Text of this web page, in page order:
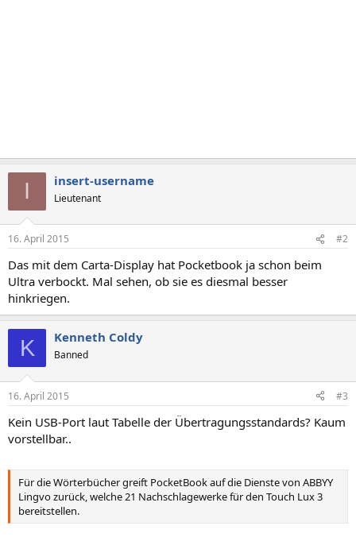
I insert-username
Lieutenant
16. April 2015 #2
Das mit dem Carta-Display hat Pocketbook ja schon beim
Ultra verbockt. Mal sehen, ob sie es diesmal besser
hinkriegen.
K Kenneth Coldy
Banned
16. April 2015 #3
Kein USB-Port laut Tabelle der Übertragungsstandards? Kaum
vorstellbar..
Für die Wörterbücher greift PocketBook auf die Dienste von ABBYY
Lingvo zurück, welche 21 Nachschlagewerke für den Touch Lux 3
bereitstellen.